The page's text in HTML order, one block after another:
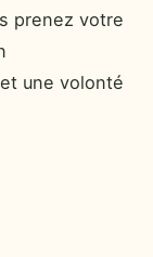
prenez votre
une volonté